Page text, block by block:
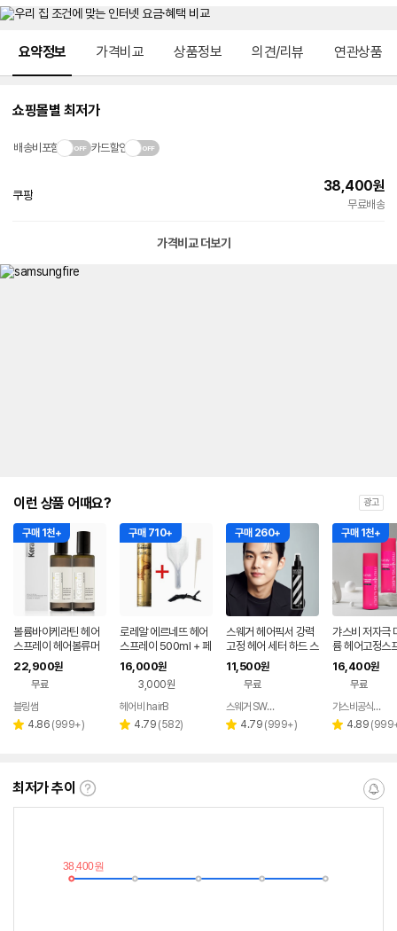
요약정보 가격비교 상품정보 의견/리뷰 연관상품
쇼핑몰별 최저가
배송비포함 카드할인
쿠팡
38,400원
무료배송
가격비교 더보기
이런 상품 어때요? 광고
구매 1천+
볼륨바이케라틴 헤어
스프레이 헤어볼류머
앞머리픽서 탈모기능
성 볼륨 스프레이 180
ml 2개
22,900원
무료
블링썸
별 4.86 리
(999+)
구매 710+
로레알 에르네뜨 헤어
스프레이 500ml + 페
이스실드 + 꼬리빗 +
티라노집게
16,000원
3,000원
페이
헤어비 hairB
별 4.79 리
(582)
구매 260+
스웨거 헤어픽서 강력
고정 헤어 세터 하드 스
프레이 워터타입 250
ml
11,500원
무료
페이
스웨거 SWAGGER
별 4.79 리
(999+)
구매 1천+
갸스비 저자극
륨 헤어고정스
+1
16,400원
무료
갸스비공식스토어
별 4.89 리
(
최저가 추이
최
이
란?
알